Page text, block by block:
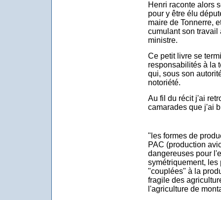
Henri raconte alors
pour y être élu
maire de Tonnerre,
cumulant son travail
ministre.
Ce petit livre se
responsabilités à la
qui, sous son
notoriété.
Au fil du récit j'ai
camarades que j'ai
"les formes de
PAC (production
dangereuses pour
symétriquement,
"couplées" à la
fragile des
l'agriculture de